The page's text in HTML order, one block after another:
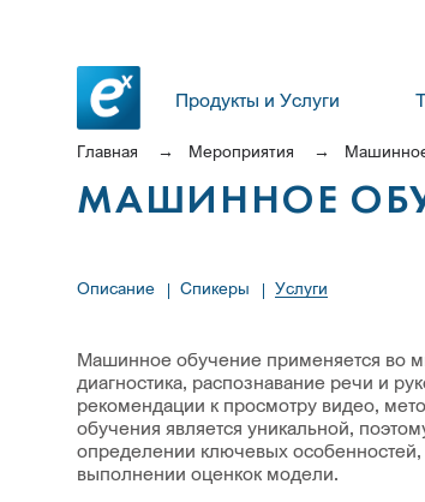
Продукты и Услуги
Главная Мероприятия
МАШИННОЕ
Описание Спикеры Услуги
Машинное обучение применяется во
диагностика, распознавание речи и
рекомендации к просмотру видео,
обучения является уникальной,
определении ключевых
выполнении оценкок модели.